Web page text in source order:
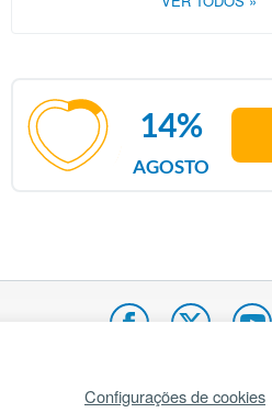
AGOSTO
14%
Mapa do site Internacional
Configurações de cookies